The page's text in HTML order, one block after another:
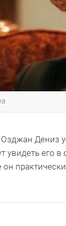
Дениз
увидеть его в